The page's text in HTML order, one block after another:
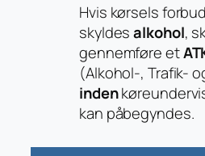
Hvis kørsels
skyldesalkohol,
gennemføre et
(Alkohol-, Trafik-
inden
kan påbegyndes.